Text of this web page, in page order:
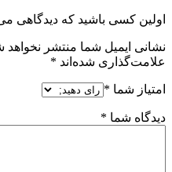
اولین کسی باشید که دیدگاهی
نشانی ایمیل شما منتشر نخواهد
علامت‌گذاری شده‌اند *
امتیاز شما *
دیدگاه شما *